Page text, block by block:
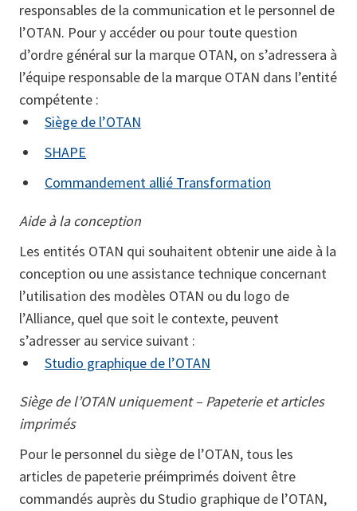
responsables de la communication et le personnel de
l’OTAN. Pour y accéder ou pour toute question
d’ordre général sur la marque OTAN, on s’adressera à
l’équipe responsable de la marque OTAN dans l’entité
compétente :
Siège de l’OTAN
SHAPE
Commandement allié Transformation
Aide à la conception
Les entités OTAN qui souhaitent obtenir une aide à la
conception ou une assistance technique concernant
l’utilisation des modèles OTAN ou du logo de
l’Alliance, quel que soit le contexte, peuvent
s’adresser au service suivant :
Studio graphique de l’OTAN
Siège de l’OTAN uniquement – Papeterie et articles
imprimés
Pour le personnel du siège de l’OTAN, tous les
articles de papeterie préimprimés doivent être
commandés auprès du Studio graphique de l’OTAN,